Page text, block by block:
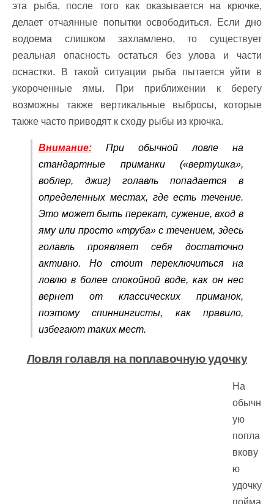
эта рыба, после того как оказывается на крючке,
делает отчаянные попытки освободиться. Если дно
водоема слишком захламлено, то существует
реальная опасность остаться без улова и части
оснастки. В такой ситуации рыба пытается уйти в
укороченные ямы. При приближении к берегу
возможны также вертикальные выбросы, которые
также часто приводят к сходу рыбы из крючка.
Внимание: При обычной ловле на
стандартные приманки («вертушка»,
воблер, джиг) голавль попадается в
определенных местах, где есть течение.
Это может быть перекат, сужение, вход в
яму или просто «труба» с течением, здесь
голавль проявляет себя достаточно
активно. Но стоит переключиться на
ловлю в более спокойной воде, как он нес
вернет от классических приманок,
поэтому спиннингисты, как правило,
избегают таких мест.
Ловля голавля на поплавочную удочку
На
обычн
ую
попла
вкову
ю
удочку
пойма